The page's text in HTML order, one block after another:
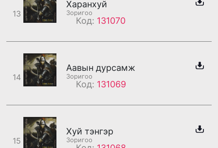
13
Харанхуй
Зоригоо
Код: 131070
14
Аавын дурсамж
Зоригоо
Код: 131069
15
Хуй тэнгэр
Зоригоо